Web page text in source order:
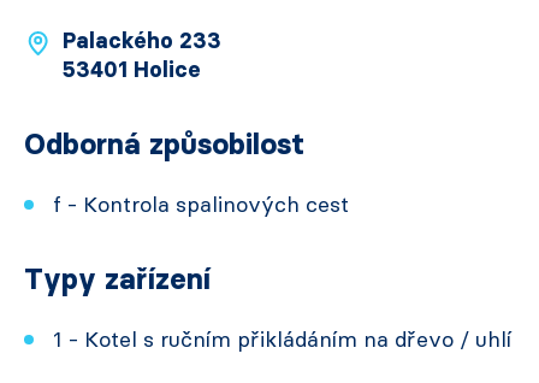
Palackého 233
53401 Holice
Odborná způsobilost
f - Kontrola spalinových cest
Typy zařízení
1 - Kotel s ručním přikládáním na dřevo / uhlí